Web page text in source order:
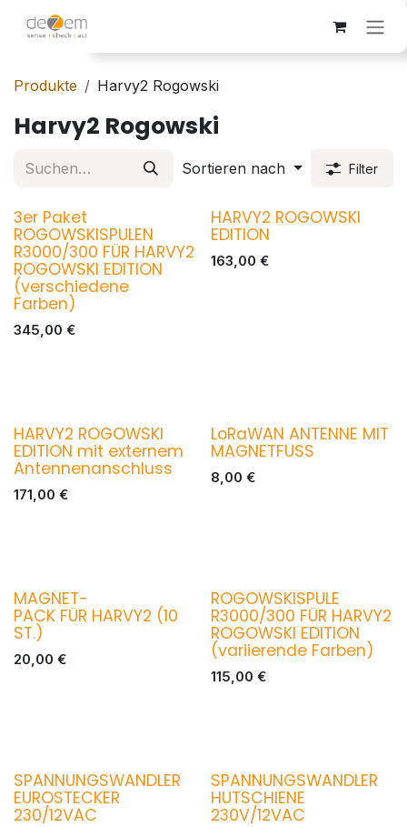
Zum Inhalt springen
Produkte Harvy2 Rogowski
Harvy2 Rogowski
Sortieren nach Filter
3er Paket
ROGOWSKISPULEN
R3000/300 FÜR HARVY2
ROGOWSKI EDITION
(verschiedene
Farben)
345,00 €
HARVY2 ROGOWSKI
EDITION
163,00 €
HARVY2 ROGOWSKI
EDITION mit externem
Antennenanschluss
171,00 €
LoRaWAN ANTENNE MIT
MAGNETFUSS
8,00 €
MAGNET-
PACK FÜR HARVY2 (10
ST.)
20,00 €
ROGOWSKISPULE
R3000/300 FÜR HARVY2
ROGOWSKI EDITION
(variierende Farben)
115,00 €
SPANNUNGSWANDLER
EUROSTECKER
230/12VAC
SPANNUNGSWANDLER
HUTSCHIENE
230V/12VAC